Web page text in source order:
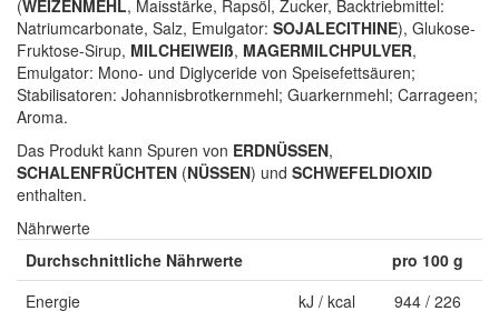
(WEIZENMEHL, Maisstärke, Rapsöl, Zucker, Backtriebmittel:
Natriumcarbonate, Salz, Emulgator: SOJALECITHINE), Glukose-
Fruktose-Sirup, MILCHEIWEIß, MAGERMILCHPULVER,
Emulgator: Mono- und Diglyceride von Speisefettsäuren;
Stabilisatoren: Johannisbrotkernmehl; Guarkernmehl; Carrageen;
Aroma.
Das Produkt kann Spuren von ERDNÜSSEN,
SCHALENFRÜCHTEN (NÜSSEN) und SCHWEFELDIOXID
enthalten.
Nährwerte
Durchschnittliche Nährwerte
pro 100 g
Energie
kJ / kcal
944 / 226